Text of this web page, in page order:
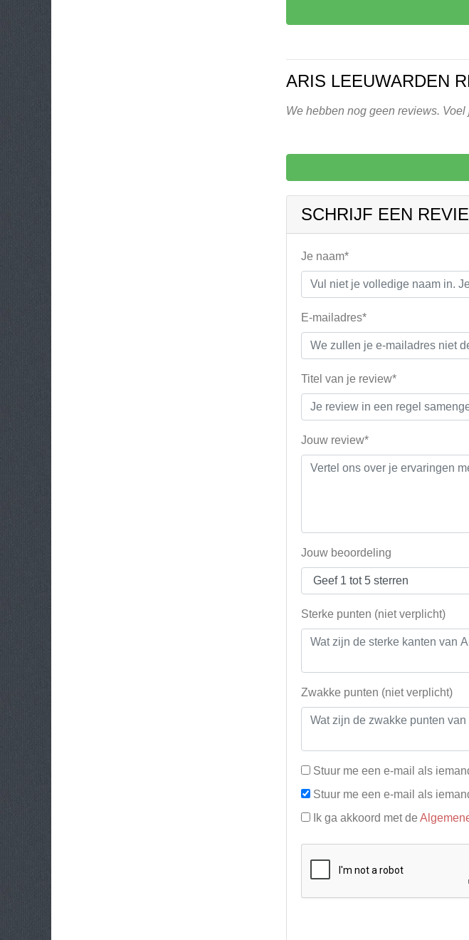
ARIS LEEUWARDEN
We hebben nog geen reviews.
SCHRIJF EEN
Je naam*
E-mailadres*
Titel van je review*
Jouw review*
Jouw beoordeling
Sterke punten (niet verplicht)
Zwakke punten (niet verplicht)
Stuur me een e-mail als
Stuur me een e-mail als
Ik ga akkoord met de